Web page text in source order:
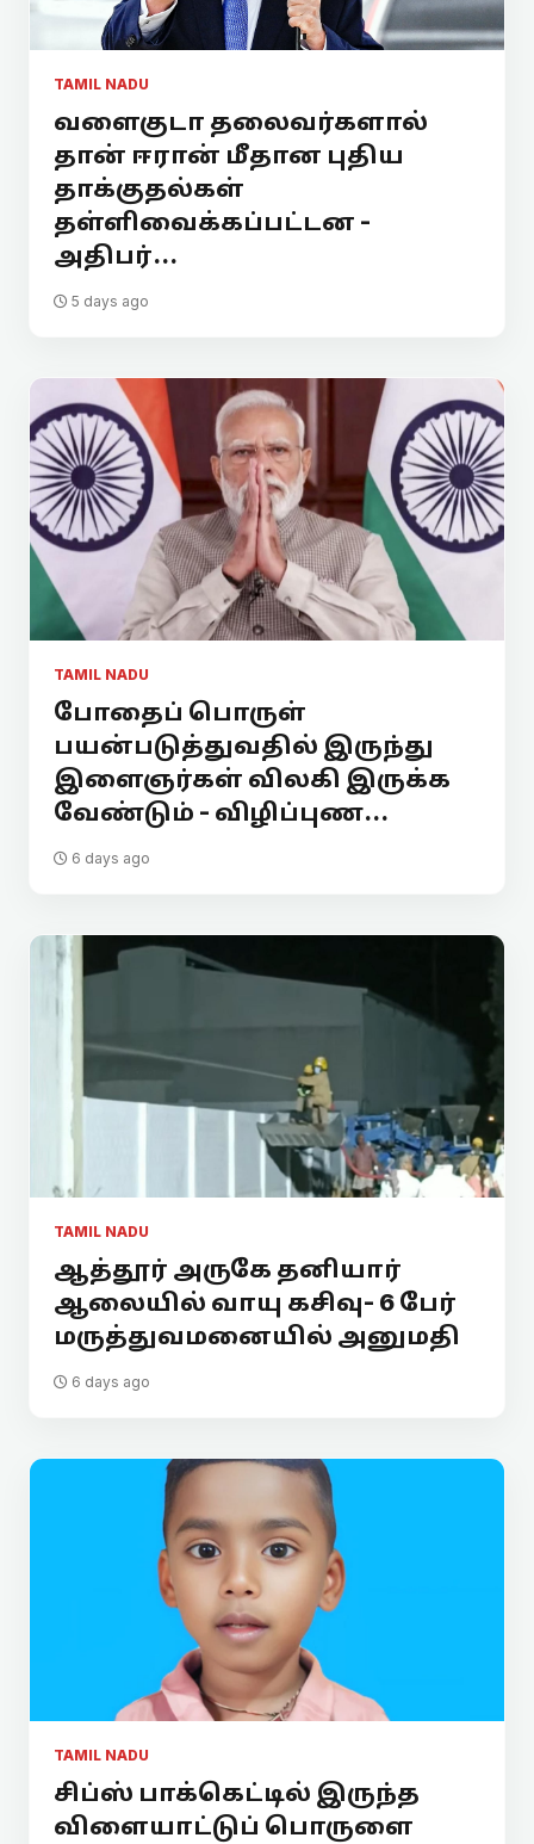
TAMIL NADU
வளைகுடா தலைவர்களால்
தான் ஈரான் மீதான புதிய
தாக்குதல்கள்
தள்ளிவைக்கப்பட்டன -
அதிபர்...
5 days ago
TAMIL NADU
போதைப் பொருள்
பயன்படுத்துவதில் இருந்து
இளைஞர்கள் விலகி இருக்க
வேண்டும் - விழிப்புண...
6 days ago
TAMIL NADU
ஆத்தூர் அருகே தனியார்
ஆலையில் வாயு கசிவு- 6 பேர்
மருத்துவமனையில் அனுமதி
6 days ago
TAMIL NADU
சிப்ஸ் பாக்கெட்டில் இருந்த
விளையாட்டுப் பொருளை